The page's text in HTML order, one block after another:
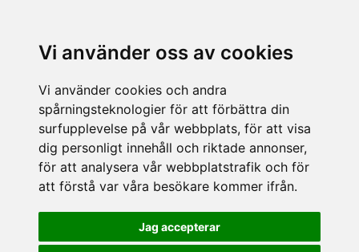
Vi använder oss av cookies
Vi använder cookies och andra
spårningsteknologier för att förbättra din
surfupplevelse på vår webbplats, för att visa
dig personligt innehåll och riktade annonser,
för att analysera vår webbplatstrafik och för
att förstå var våra besökare kommer ifrån.
Jag accepterar